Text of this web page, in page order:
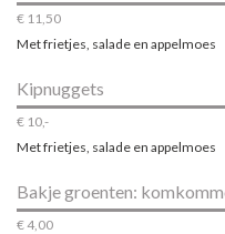
€ 11,50
Met frietjes, salade en appelmoes
Kipnuggets
€ 10,-
Met frietjes, salade en appelmoes
Bakje groenten:
€ 4,00